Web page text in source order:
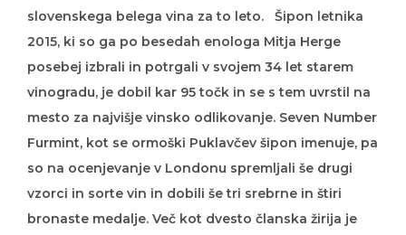
slovenskega belega vina za to leto. Šipon letnika
2015, ki so ga po besedah enologa Mitja Herge
posebej izbrali in potrgali v svojem 34 let starem
vinogradu, je dobil kar 95 točk in se s tem uvrstil na
mesto za najvišje vinsko odlikovanje. Seven Number
Furmint, kot se ormoški Puklavčev šipon imenuje, pa
so na ocenjevanje v Londonu spremljali še drugi
vzorci in sorte vin in dobili še tri srebrne in štiri
bronaste medalje. Več kot dvesto članska žirija je